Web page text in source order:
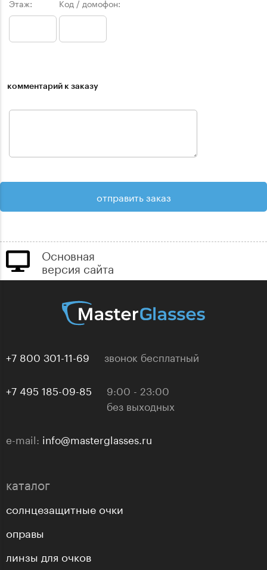
Этаж: Код / домофон:
комментарий к заказу
Основная
версия сайта
+7 800 301-11-69 звонок бесплатный
+7 495 185-09-85
9:00 - 23:00
без выходных
e-mail: info@masterglasses.ru
каталог
солнцезащитные очки
оправы
линзы для очков